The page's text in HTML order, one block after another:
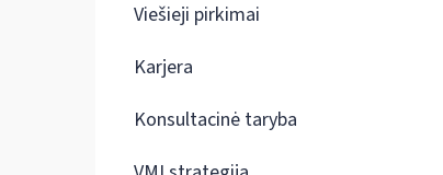
Viešieji pirkimai
Karjera
Konsultacinė taryba